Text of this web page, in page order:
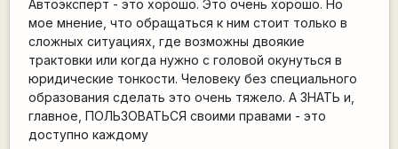
Автоэксперт - это хорошо. Это очень хорошо. Но
мое мнение, что обращаться к ним стоит только в
сложных ситуациях, где возможны двоякие
трактовки или когда нужно с головой окунуться в
юридические тонкости. Человеку без специального
образования сделать это очень тяжело. А ЗНАТЬ и,
главное, ПОЛЬЗОВАТЬСЯ своими правами - это
доступно каждому